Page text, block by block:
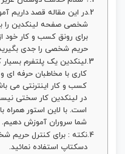
در این مقاله قصد داریم
شخصی صفحه لینکدین را
برای رونق کسب و کار خود
حریم شخصی را جدی
لینکدین یک پلتفرم بسیار
کاری با مخاطبان حرفه
کسب و کار اینترنتی می
در لینکدین کار سختی
است. با لاین استور همراه
شما سروران آموزش دهیم.
نکته : برای کنترل حریم
دسکتاپ استفاده نمائید.